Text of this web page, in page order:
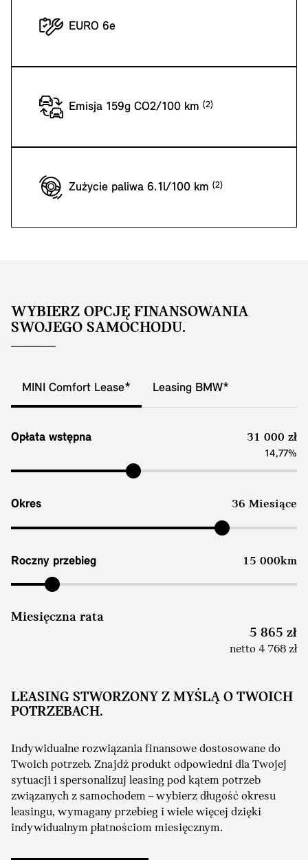
EURO 6e
Emisja 159g CO2/100 km
Zużycie paliwa 6.1l/100 km
WYBIERZ OPCJĘ FINANSOWANIA
SWOJEGO SAMOCHODU.
MINI Comfort Lease* Leasing BMW*
Opłata wstępna 31 000 zł
14,77%
Okres 36 Miesiące
Roczny przebieg 15 000km
Miesięczna rata
5 865 zł
netto 4 768 zł
LEASING STWORZONY Z MYŚLĄ O TWOICH
POTRZEBACH.
Indywidualne rozwiązania finansowe dostosowane do
Twoich potrzeb. Znajdź produkt odpowiedni dla Twojej
sytuacji i spersonalizuj leasing pod kątem potrzeb
związanych z samochodem – wybierz długość okresu
leasingu, wymagany przebieg i wiele więcej dzięki
indywidualnym płatnościom miesięcznym.